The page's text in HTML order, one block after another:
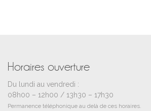
Horaires ouverture
Du lundi au vendredi :
08h00 – 12h00 / 13h30 – 17h30
Permanence téléphonique au delà de ces horaires.